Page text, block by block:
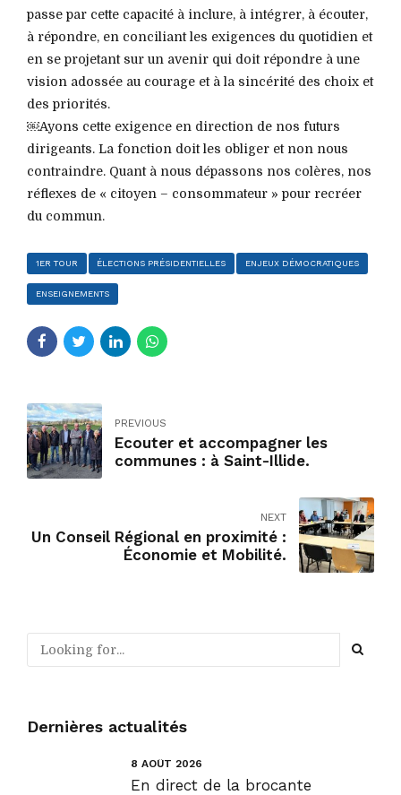
passe par cette capacité à inclure, à intégrer, à écouter,
à répondre, en conciliant les exigences du quotidien et
en se projetant sur un avenir qui doit répondre à une
vision adossée au courage et à la sincérité des choix et
des priorités.
￼Ayons cette exigence en direction de nos futurs
dirigeants. La fonction doit les obliger et non nous
contraindre. Quant à nous dépassons nos colères, nos
réflexes de « citoyen – consommateur » pour recréer
du commun.
1ER TOUR ÉLECTIONS PRÉSIDENTIELLES ENJEUX DÉMOCRATIQUES
ENSEIGNEMENTS
PREVIOUS
Ecouter et accompagner les
communes : à Saint-Illide.
NEXT
Un Conseil Régional en proximité :
Économie et Mobilité.
Dernières actualités
8 AOÛT 2026
En direct de la brocante